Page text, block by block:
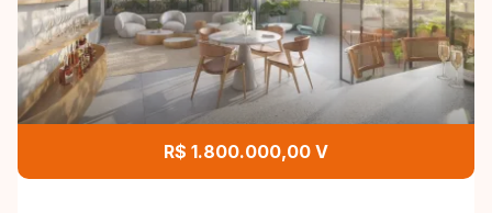
R$ 1.800.000,00 V